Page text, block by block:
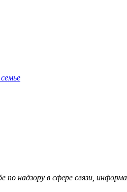
надзору в сфере связи,